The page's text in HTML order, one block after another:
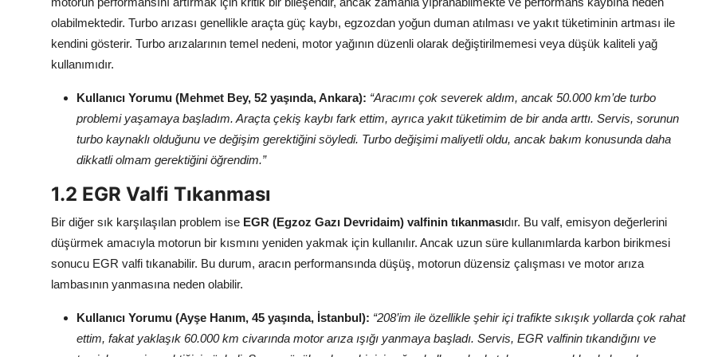
olabilmektedir. Turbo arızası genellikle araçta güç kaybı, egzozdan yoğun duman atılması ve yakıt tüketiminin artması ile
kendini gösterir. Turbo arızalarının temel nedeni, motor yağının düzenli olarak değiştirilmemesi veya düşük kaliteli yağ
kullanımıdır.
Kullanıcı Yorumu (Mehmet Bey, 52 yaşında, Ankara): “Aracımı çok severek aldım, ancak 50.000 km’de turbo
problemi yaşamaya başladım. Araçta çekiş kaybı fark ettim, ayrıca yakıt tüketimim de bir anda arttı. Servis, sorunun
turbo kaynaklı olduğunu ve değişim gerektiğini söyledi. Turbo değişimi maliyetli oldu, ancak bakım konusunda daha
dikkatli olmam gerektiğini öğrendim.”
1.2 EGR Valfi Tıkanması
Bir diğer sık karşılaşılan problem ise EGR (Egzoz Gazı Devridaim) valfinin tıkanmasıdır. Bu valf, emisyon değerlerini
düşürmek amacıyla motorun bir kısmını yeniden yakmak için kullanılır. Ancak uzun süre kullanımlarda karbon birikmesi
sonucu EGR valfi tıkanabilir. Bu durum, aracın performansında düşüş, motorun düzensiz çalışması ve motor arıza
lambasının yanmasına neden olabilir.
Kullanıcı Yorumu (Ayşe Hanım, 45 yaşında, İstanbul): “208’im ile özellikle şehir içi trafikte sıkışık yollarda çok rahat
ettim, fakat yaklaşık 60.000 km civarında motor arıza ışığı yanmaya başladı. Servis, EGR valfinin tıkandığını ve